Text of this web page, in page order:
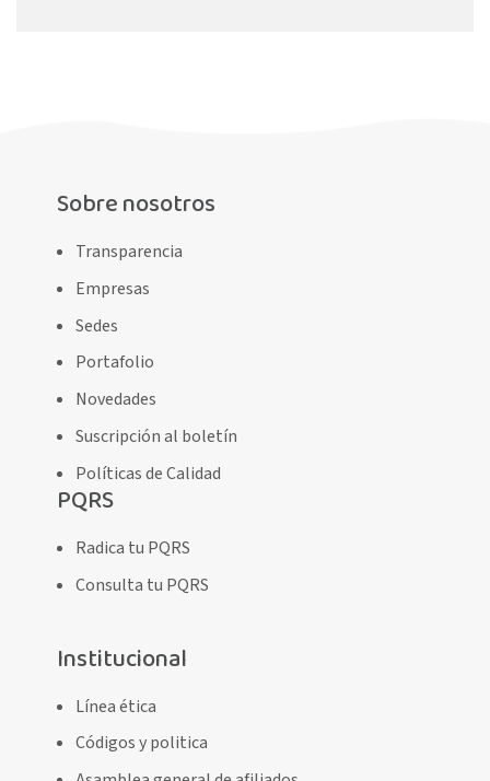
Sobre nosotros
Transparencia
Empresas
Sedes
Portafolio
Novedades
Suscripción al boletín
Políticas de Calidad
PQRS
Radica tu PQRS
Consulta tu PQRS
Institucional
Línea ética
Códigos y politica